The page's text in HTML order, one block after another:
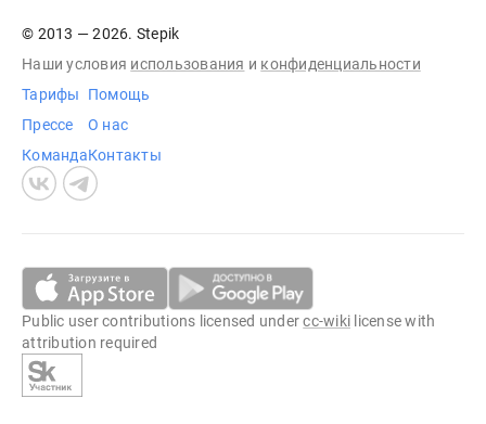
© 2013 — 2026. Stepik
Наши условия использования и конфиденциальности
Тарифы
Прессе
Команда
Помощь
О нас
Контакты
Public user contributions licensed undercc-wiki license with
attribution required